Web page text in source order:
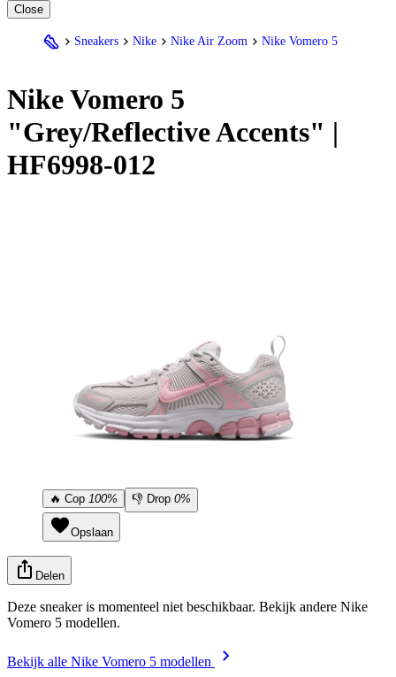
Close
Sneakers Nike Nike Air Zoom Nike Vomero 5
NikeVomero 5
"Grey/Reflective Accents" |
HF6998-012
🔥 Cop 100% 👎 Drop 0%
Opslaan
Delen
Deze sneaker is momenteel niet beschikbaar. Bekijk andere Nike
Vomero 5 modellen.
Bekijk alle Nike Vomero 5 modellen